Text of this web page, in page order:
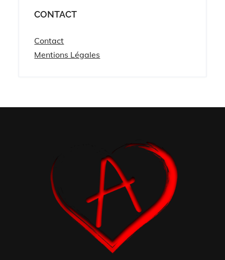
CONTACT
Contact
Mentions Légales